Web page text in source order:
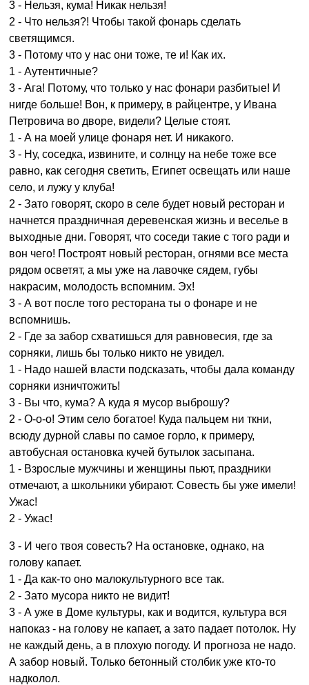
3 - Нельзя, кума! Никак нельзя!
2 - Что нельзя?! Чтобы такой фонарь сделать
светящимся.
3 - Потому что у нас они тоже, те и! Как их.
1 - Аутентичные?
3 - Ага! Потому, что только у нас фонари разбитые! И
нигде больше! Вон, к примеру, в райцентре, у Ивана
Петровича во дворе, видели? Целые стоят.
1 - А на моей улице фонаря нет. И никакого.
3 - Ну, соседка, извините, и солнцу на небе тоже все
равно, как сегодня светить, Египет освещать или наше
село, и лужу у клуба!
2 - Зато говорят, скоро в селе будет новый ресторан и
начнется праздничная деревенская жизнь и веселье в
выходные дни. Говорят, что соседи такие с того ради и
вон чего! Построят новый ресторан, огнями все места
рядом осветят, а мы уже на лавочке сядем, губы
накрасим, молодость вспомним. Эх!
3 - А вот после того ресторана ты о фонаре и не
вспомнишь.
2 - Где за забор схватишься для равновесия, где за
сорняки, лишь бы только никто не увидел.
1 - Надо нашей власти подсказать, чтобы дала команду
сорняки изничтожить!
3 - Вы что, кума? А куда я мусор выброшу?
2 - О-о-о! Этим село богатое! Куда пальцем ни ткни,
всюду дурной славы по самое горло, к примеру,
автобусная остановка кучей бутылок засыпана.
1 - Взрослые мужчины и женщины пьют, праздники
отмечают, а школьники убирают. Совесть бы уже имели!
Ужас!
2 - Ужас!
3 - И чего твоя совесть? На остановке, однако, на
голову капает.
1 - Да как-то оно малокультурного все так.
2 - Зато мусора никто не видит!
3 - А уже в Доме культуры, как и водится, культура вся
напоказ - на голову не капает, а зато падает потолок. Ну
не каждый день, а в плохую погоду. И прогноза не надо.
А забор новый. Только бетонный столбик уже кто-то
надколол.